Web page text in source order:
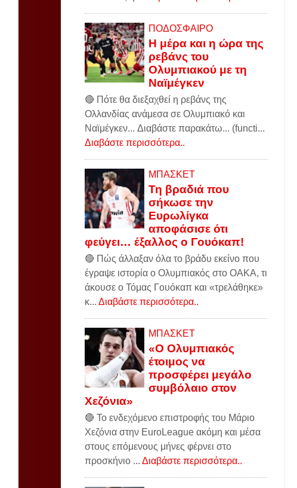
ΠΟΔΟΣΦΑΙΡΟ
Η μέρα και η ώρα της
ρεβάνς του
Ολυμπιακού με τη
Ναϊμέγκεν
🔴 Πότε θα διεξαχθεί η ρεβάνς της
Ολλανδίας ανάμεσα σε Ολυμπιακό και
Ναϊμέγκεν... Διαβάστε παρακάτω... (functi...
Διαβάστε περισσότερα..
ΜΠΑΣΚΕΤ
Τη βραδιά που
σήκωσε την
Ευρωλίγκα
αποφάσισε ότι
φεύγει… έξαλλος ο Γουόκαπ!
🔴 Πώς άλλαξαν όλα το βράδυ εκείνο που
έγραψε ιστορία ο Ολυμπιακός στο ΟΑΚΑ, τι
άκουσε ο Τόμας Γουόκαπ και «τρελάθηκε»
κ... Διαβάστε περισσότερα..
ΜΠΑΣΚΕΤ
«Ο Ολυμπιακός
έτοιμος να
προσφέρει μεγάλο
συμβόλαιο στον
Χεζόνια»
🔴 Το ενδεχόμενο επιστροφής του Μάριο
Χεζόνια στην EuroLeague ακόμη και μέσα
στους επόμενους μήνες φέρνει στο
προσκήνιο ... Διαβάστε περισσότερα..